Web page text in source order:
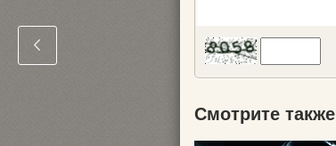
Смотрите также